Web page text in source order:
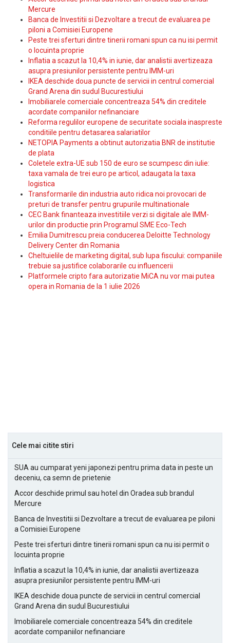
Mercure
Banca de Investitii si Dezvoltare a trecut de evaluarea pe
piloni a Comisiei Europene
Peste trei sferturi dintre tinerii romani spun ca nu isi permit
o locuinta proprie
Inflatia a scazut la 10,4% in iunie, dar analistii avertizeaza
asupra presiunilor persistente pentru IMM-uri
IKEA deschide doua puncte de servicii in centrul comercial
Grand Arena din sudul Bucurestiului
Imobiliarele comerciale concentreaza 54% din creditele
acordate companiilor nefinanciare
Reforma regulilor europene de securitate sociala inaspreste
conditiile pentru detasarea salariatilor
NETOPIA Payments a obtinut autorizatia BNR de institutie
de plata
Coletele extra-UE sub 150 de euro se scumpesc din iulie:
taxa vamala de trei euro pe articol, adaugata la taxa
logistica
Transformarile din industria auto ridica noi provocari de
preturi de transfer pentru grupurile multinationale
CEC Bank finanteaza investitiile verzi si digitale ale IMM-
urilor din productie prin Programul SME Eco-Tech
Emilia Dumitrescu preia conducerea Deloitte Technology
Delivery Center din Romania
Cheltuielile de marketing digital, sub lupa fiscului: companiile
trebuie sa justifice colaborarile cu influencerii
Platformele cripto fara autorizatie MiCA nu vor mai putea
opera in Romania de la 1 iulie 2026
Cele mai citite stiri
SUA au cumparat yeni japonezi pentru prima data in peste un
deceniu, ca semn de prietenie
Accor deschide primul sau hotel din Oradea sub brandul
Mercure
Banca de Investitii si Dezvoltare a trecut de evaluarea pe piloni
a Comisiei Europene
Peste trei sferturi dintre tinerii romani spun ca nu isi permit o
locuinta proprie
Inflatia a scazut la 10,4% in iunie, dar analistii avertizeaza
asupra presiunilor persistente pentru IMM-uri
IKEA deschide doua puncte de servicii in centrul comercial
Grand Arena din sudul Bucurestiului
Imobiliarele comerciale concentreaza 54% din creditele
acordate companiilor nefinanciare